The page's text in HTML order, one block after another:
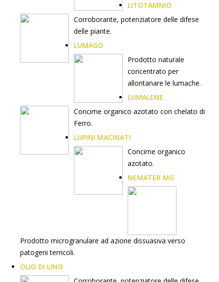
LITOTAMNIO
Corroborante, potenziatore delle difese
delle piante.
LUMAGO
Prodotto naturale
concentrato per
allontanare le lumache.
LUMALENE
Concime organico azotato con chelato di
Ferro.
LUPINI MACINATI
Concime organico
azotato.
NEMATER MG
Prodotto microgranulare ad azione dissuasiva verso
patogeni terricoli.
OLIO DI LINO